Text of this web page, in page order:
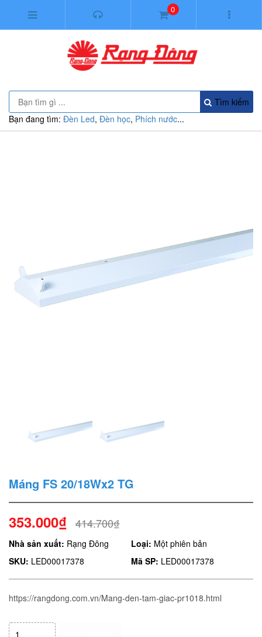
0
Tìm kiếm
Bạn đang tìm: Đèn Led, Đèn học, Phích nước...
Máng FS 20/18Wx2 TG
353.000₫ 414.700₫
Nhà sản xuất: Rạng Đông Loại: Một phiên bản
SKU: LED00017378 Mã SP: LED00017378
https://rangdong.com.vn/Mang-den-tam-giac-pr1018.html